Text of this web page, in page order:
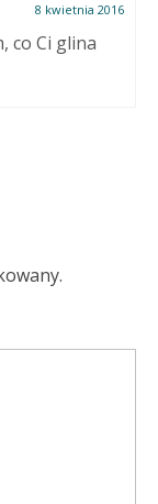
8 kwietnia 2016
co Ci glina